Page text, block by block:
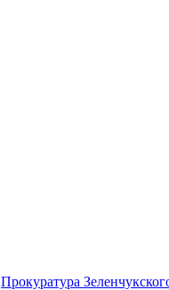
Прокуратура